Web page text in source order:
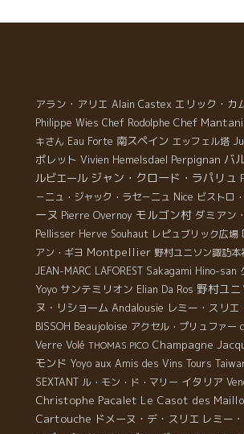
アラン・アリエ Alain Castex エリック・カ
Philippe Wies Chef Rodolphe Chef Mantani
キさん Eau Forte 南スペイン エッフェル塔
ポレット Vivien Hemelsdael Perpignan バ
ルビエール ジャン・クロード・ラパリュ
－ニュ・ジャック・ラセ－ニュ Nice ビストロ
ーヌ Pierre Overnoy モルゴン村 ダミアン
Pellisser Herve Souhaut レピュブリック広場
アン・ギヨ Montpellier 野村ユニソン諏訪本
JEAN-MARC LAFOREST Sakagami Hino-san
Yoyo サンテミリオン Elian Da Ros 野村ユ
ヌ・リショーム Andalousie レミー・スリエ
BISSOH Beaujoloise アクセル・プリュファー
Verre Volé THOMAS PICO Champagne
モンド Yoyo aux Amis des Vins Tours
SEXTANT ル・モン・ド・マリー イタリア
Christophe Pacalet Le Casot des
Cartouche ドメーヌ・デ・スリエ レミー